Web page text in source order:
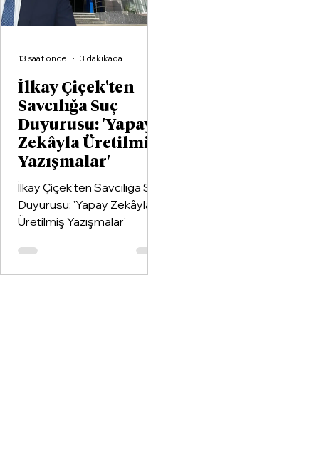
İlkay Çiçek'ten
Savcılığa Suç
Duyurusu: 'Yapay
Zekâyla Üretilmiş
Yazışmalar'
İlkay Çiçek'ten Savcılığa Suç
Duyurusu: 'Yapay Zekâyla
Üretilmiş Yazışmalar'
13 saat önce 3 dakikada okunur